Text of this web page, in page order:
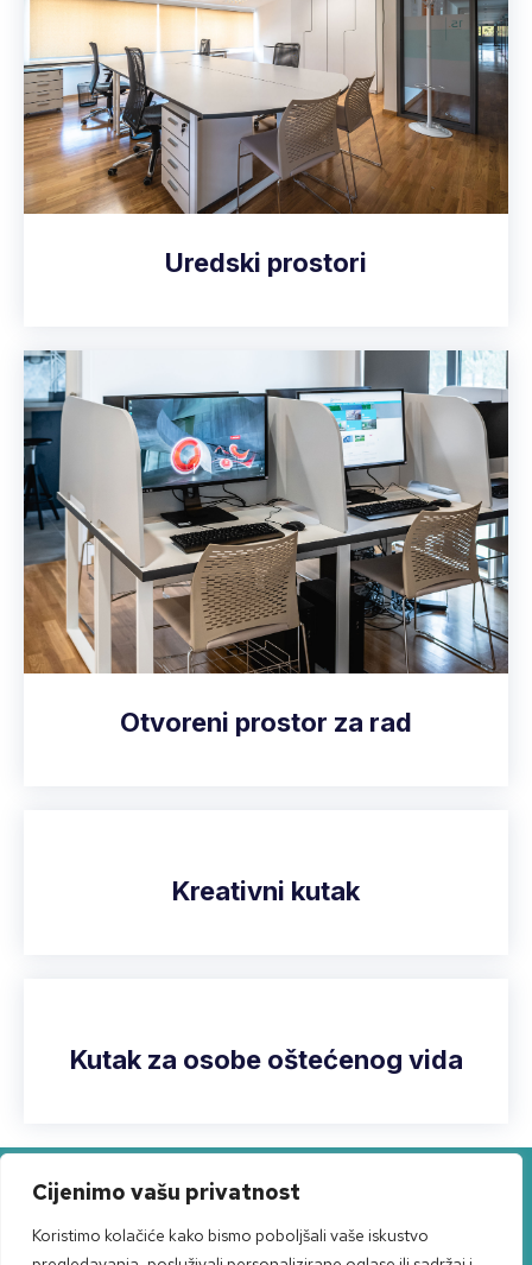
Cijenimo vašu privatnost
Koristimo kolačiće kako bismo poboljšali vaše iskustvo
Uredski prostori
Otvoreni prostor za rad
Kreativni kutak
Kutak za osobe oštećenog vida
info@rra-abc.com